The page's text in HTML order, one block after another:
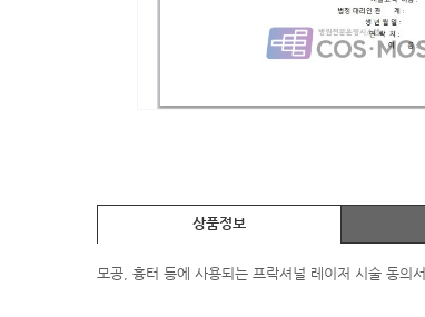
상품정보
모공, 흉터 등에 사용되는 프락셔널 레이저 시술 동의서